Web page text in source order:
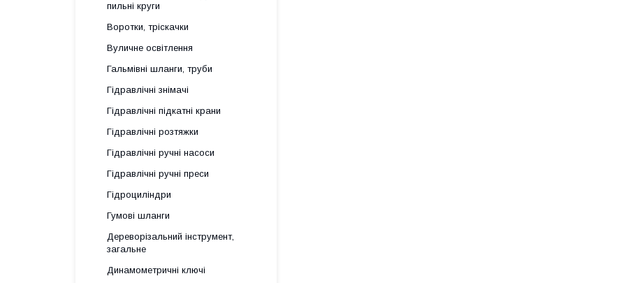
пильні круги
Воротки, тріскачки
Вуличне освітлення
Гальмівні шланги, труби
Гідравлічні знімачі
Гідравлічні підкатні крани
Гідравлічні розтяжки
Гідравлічні ручні насоси
Гідравлічні ручні преси
Гідроциліндри
Гумові шланги
Дереворізальний інструмент,
загальне
Динамометричні ключі